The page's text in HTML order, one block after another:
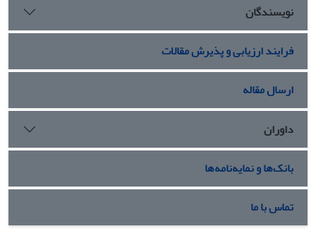
نویسندگان
فرایند ارزیابی و پذیرش مقالات
ارسال مقاله
داوران
بانک‌ها و نمایه‌نامه‌ها
تماس با ما